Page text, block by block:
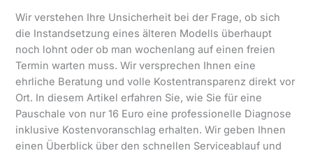
Wir verstehen Ihre Unsicherheit bei der Frage, ob sich
die Instandsetzung eines älteren Modells überhaupt
noch lohnt oder ob man wochenlang auf einen freien
Termin warten muss. Wir versprechen Ihnen eine
ehrliche Beratung und volle Kostentransparenz direkt vor
Ort. In diesem Artikel erfahren Sie, wie Sie für eine
Pauschale von nur 16 Euro eine professionelle Diagnose
inklusive Kostenvoranschlag erhalten. Wir geben Ihnen
einen Überblick über den schnellen Serviceablauf und